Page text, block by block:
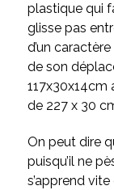
plastique qui
glisse pas
d’un
de son
117x30x14cm
de 227 x 30
On peut dire
puisqu’il ne
s’apprend